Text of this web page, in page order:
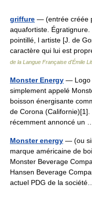
griffure — (entrée créée
aquafortiste.
pointillé, l artiste [J. de
caractère qui lui est
de la Langue Française d'Émile
Monster Energy — Logo
simplement appelé
boisson énergisante
de Corona
récemment annoncé un
Monster energy — (ou
marque américaine de
Monster Beverage
Hansen Beverage
actuel PDG de la